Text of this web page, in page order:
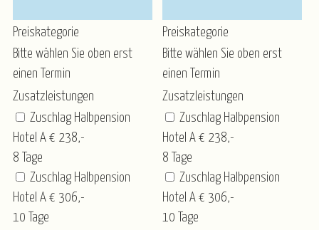
Preiskategorie
Bitte wählen Sie oben erst
einen Termin
Zusatzleistungen
Zuschlag Halbpension
Hotel A € 238,-
8 Tage
Zuschlag Halbpension
Hotel A € 306,-
10 Tage
Preiskategorie
Bitte wählen Sie oben erst
einen Termin
Zusatzleistungen
Zuschlag Halbpension
Hotel A € 238,-
8 Tage
Zuschlag Halbpension
Hotel A € 306,-
10 Tage